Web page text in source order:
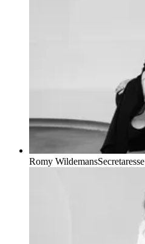
Romy WildemansSecretaresse